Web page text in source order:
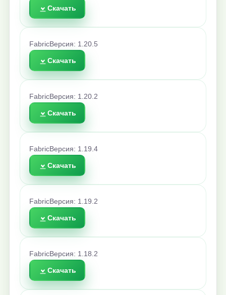
Скачать
FabricВерсия: 1.20.5
Скачать
FabricВерсия: 1.20.2
Скачать
FabricВерсия: 1.19.4
Скачать
FabricВерсия: 1.19.2
Скачать
FabricВерсия: 1.18.2
Скачать